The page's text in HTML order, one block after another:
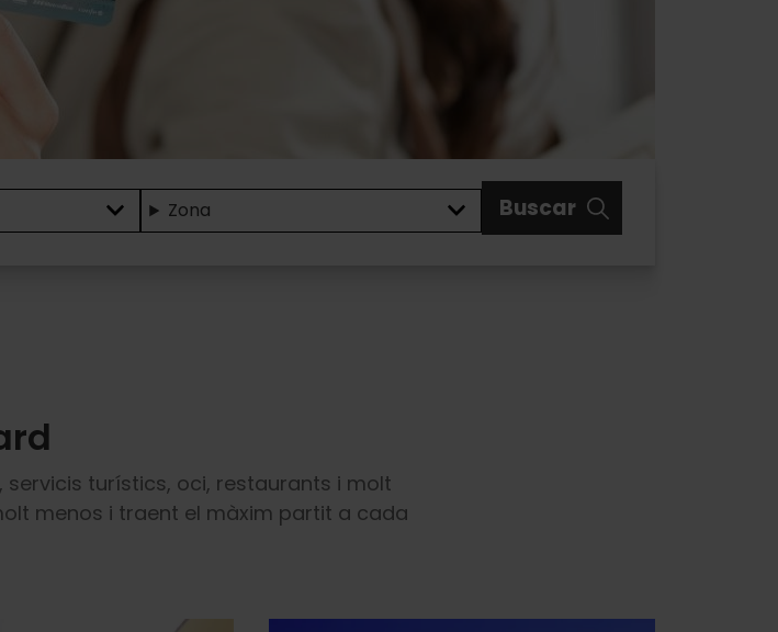
Zona Buscar
turístics, oci, restaurants i molt
menos i traent el màxim partit a cada